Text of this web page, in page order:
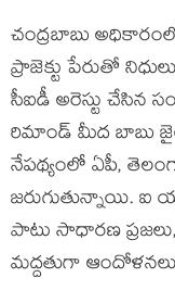
చంద్రబాబు
ప్రాజెక్టు పేరుతో
సీఐడీ అరెస్టు చేసిన
రిమాండ్ మీద బాబు
నేపథ్యంలో ఏపీ,
జరుగుతున్నాయి. ఐ
పాటు సాధారణ
మద్దతుగా ఆందోళనలు